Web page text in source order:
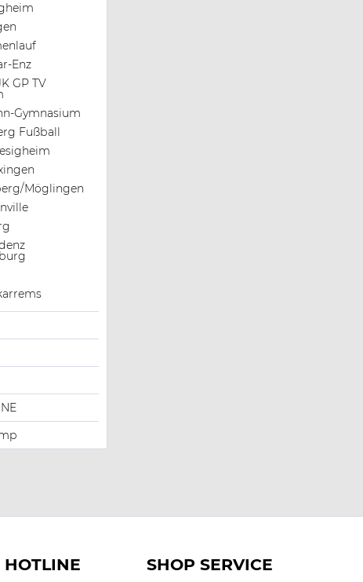
Enz
GP TV
Gymnasium
Fußball
Möglingen
HOTLINE SHOP SERVICE